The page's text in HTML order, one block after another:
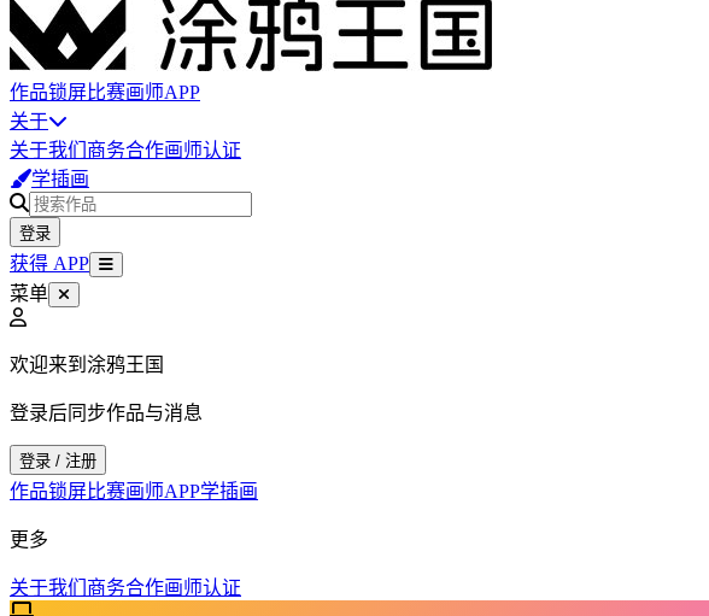
作品锁屏比赛画师APP
关于
关于我们 商务合作画师认证
学插画
登录
获得 APP
菜单
欢迎来到涂鸦王国
登录后同步作品与消息
登录 / 注册
作品锁屏比赛画师APP学插画
更多
关于我们 商务合作画师认证